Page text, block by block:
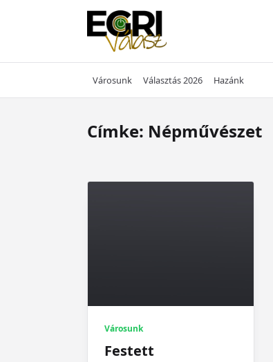
Városunk Választás 2026 Hazánk
Címke: Népművészet
Városunk
Festett